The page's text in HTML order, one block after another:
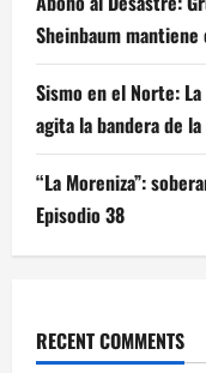
Sheinbaum
Sismo en el Norte:
agita la bandera de
“La Moreniza”:
Episodio 38
RECENT COMMENTS